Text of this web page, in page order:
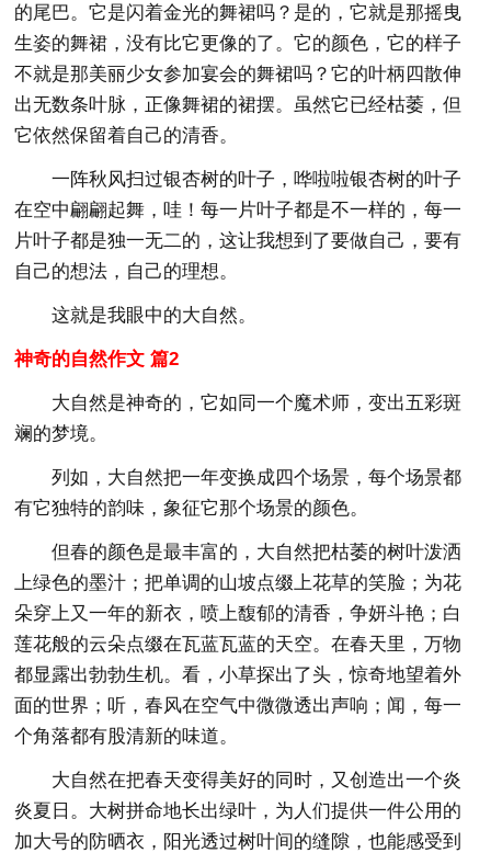
的尾巴。它是闪着金光的舞裙吗？是的，它就是那摇曳
生姿的舞裙，没有比它更像的了。它的颜色，它的样子
不就是那美丽少女参加宴会的舞裙吗？它的叶柄四散伸
出无数条叶脉，正像舞裙的裙摆。虽然它已经枯萎，但
它依然保留着自己的清香。
一阵秋风扫过银杏树的叶子，哗啦啦银杏树的叶子
在空中翩翩起舞，哇！每一片叶子都是不一样的，每一
片叶子都是独一无二的，这让我想到了要做自己，要有
自己的想法，自己的理想。
这就是我眼中的大自然。
神奇的自然作文 篇2
大自然是神奇的，它如同一个魔术师，变出五彩斑
斓的梦境。
列如，大自然把一年变换成四个场景，每个场景都
有它独特的韵味，象征它那个场景的颜色。
但春的颜色是最丰富的，大自然把枯萎的树叶泼洒
上绿色的墨汁；把单调的山坡点缀上花草的笑脸；为花
朵穿上又一年的新衣，喷上馥郁的清香，争妍斗艳；白
莲花般的云朵点缀在瓦蓝瓦蓝的天空。在春天里，万物
都显露出勃勃生机。看，小草探出了头，惊奇地望着外
面的世界；听，春风在空气中微微透出声响；闻，每一
个角落都有股清新的味道。
大自然在把春天变得美好的同时，又创造出一个炎
炎夏日。大树拼命地长出绿叶，为人们提供一件公用的
加大号的防晒衣，阳光透过树叶间的缝隙，也能感受到